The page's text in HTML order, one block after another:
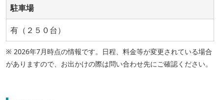
駐車場
有（２５０台）
※ 2026年7月時点の情報です。日程、料金等が変更されている場合
がありますので、お出かけの際は問い合わせ先にご確認ください。